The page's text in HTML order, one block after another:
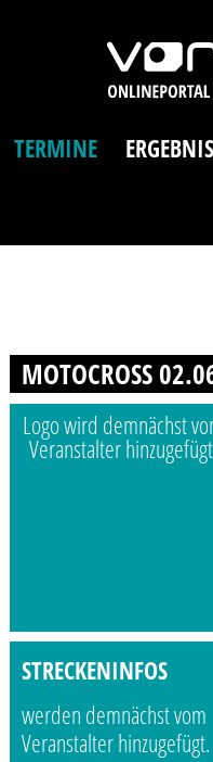
TERMINE
MOTOCROSS
Logo wird demnächst
Veranstalter
STRECKENINFOS
werden demnächst vom
Veranstalter hinzugefügt.